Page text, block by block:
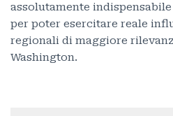
assolutamente
per poter esercitare reale
regionali di maggiore
Washington.